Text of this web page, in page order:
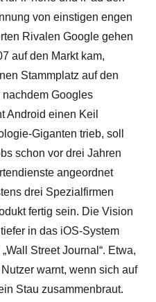
von einstigen engen
Rivalen Google gehen
auf den Markt kam,
Stammplatz auf den
Googles
Android einen Keil
Giganten trieb, soll
schon vor drei Jahren
angeordnet
drei Spezialfirmen
fertig sein. Die Vision
in das iOS-System
Street Journal“. Etwa,
warnt, wenn sich auf
Stau zusammenbraut.